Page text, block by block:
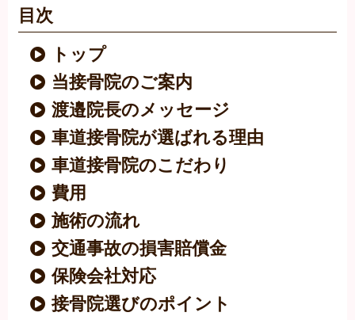
目次
トップ
当接骨院のご案内
渡邉院長のメッセージ
車道接骨院が選ばれる理由
車道接骨院のこだわり
費用
施術の流れ
交通事故の損害賠償金
保険会社対応
接骨院選びのポイント